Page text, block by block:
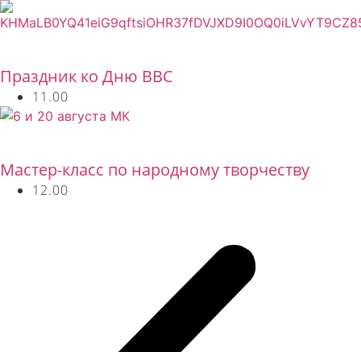
Праздник ко Дню ВВС
11.00
Мастер-класс по народному творчеству
12.00